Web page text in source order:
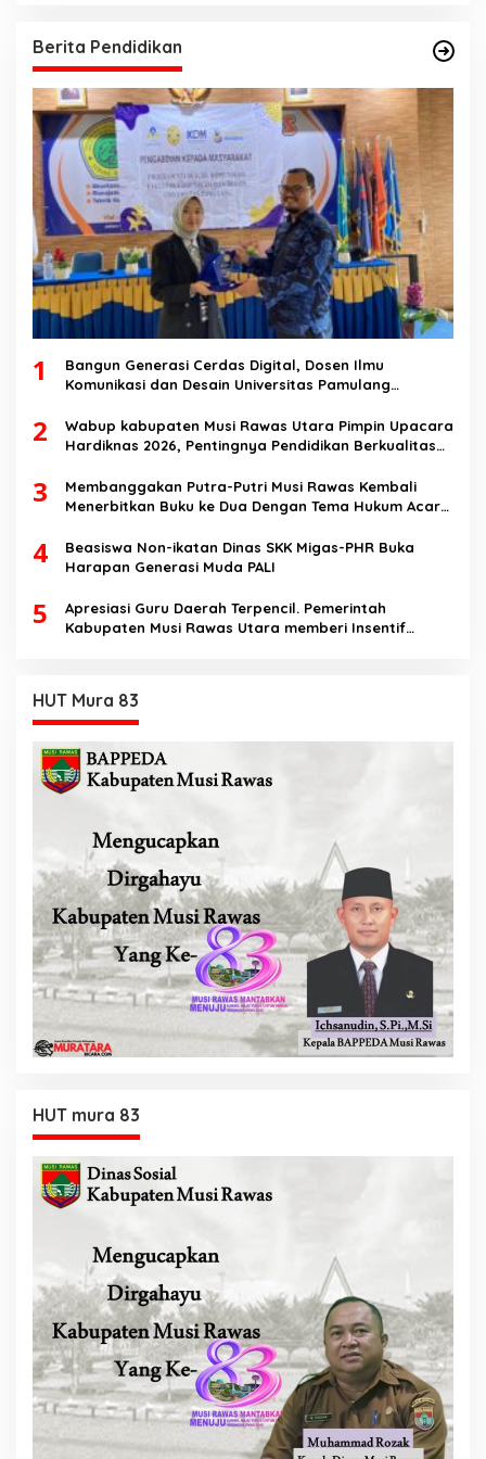
Berita Pendidikan
1
Bangun Generasi Cerdas Digital, Dosen Ilmu
Komunikasi dan Desain Universitas Pamulang
Speech di SMK Ikhlas Jawilan
2
Wabup kabupaten Musi Rawas Utara Pimpin Upacara
Hardiknas 2026, Pentingnya Pendidikan Berkualitas
3
Membanggakan Putra-Putri Musi Rawas Kembali
Menerbitkan Buku ke Dua Dengan Tema Hukum Acara
4
Beasiswa Non-ikatan Dinas SKK Migas-PHR Buka
Harapan Generasi Muda PALI
5
Apresiasi Guru Daerah Terpencil. Pemerintah
Kabupaten Musi Rawas Utara memberi Insentif
HUT Mura 83
HUT mura 83